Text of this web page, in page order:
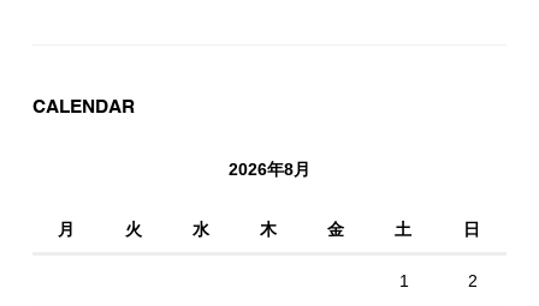
CALENDAR
2026年8月
月 火 水 木 金 土 日
1 2